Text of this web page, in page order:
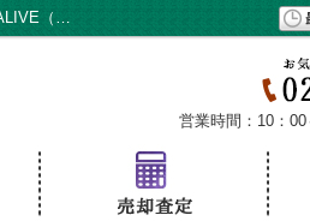
株式会社KOALIVE（コアライブ）の物件一覧｜高崎市・前橋市の新築戸建て｜株式会社KOALIVE（コアライブ）
営業時間：10：